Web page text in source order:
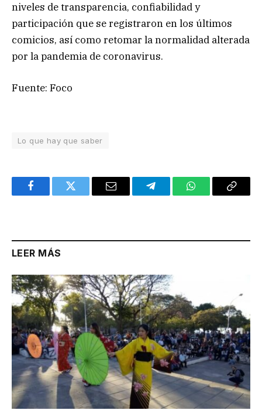
niveles de transparencia, confiabilidad y
participación que se registraron en los últimos
comicios, así como retomar la normalidad alterada
por la pandemia de coronavirus.
Fuente: Foco
Lo que hay que saber
FacebookTwitter Email TelegramWhatsAppCopy
LEER MÁS